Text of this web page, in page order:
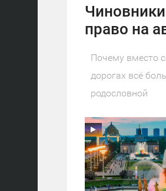
право на
Почему вместо
дорогах всё
родословной